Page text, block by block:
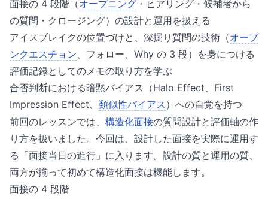
面接の 4 段階（オープニング ・ヒアリング・候補者から
の質問・クロージング）の設計と運用を扱える
アイスブレイクの位置づけと、深掘り質問の技術（オープ
ンクエスチョン、フォロー、Why の 3 段）を身につける
評価記録としてのメモの取り方を学ぶ
合否判断における暗黙バイアス（Halo Effect、First
Impression Effect、 類似性バイアス ）への自覚を持つ
前回のレッスンでは、 構造化面接の質問設計と評価軸の作
り方を扱いました。今回は、設計した面接を実際に運用す
る「面接当日の進行」に入ります。設計の質と運用の質、
両方が揃って初めて構造化面接は機能します。
面接の 4 段階